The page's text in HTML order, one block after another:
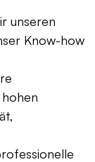
unseren
Know-how